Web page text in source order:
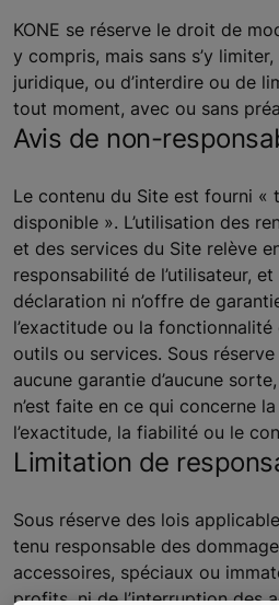
KONE se réserve le droit de
y compris, mais sans s’y
juridique, ou d’interdire ou de
tout moment, avec ou sans
Avis de non-
Le contenu du Site est fourni «
disponible ». L’utilisation des
et des services du Site relève
responsabilité de l’utilisateur,
déclaration ni n’offre de
l’exactitude ou la
outils ou services. Sous
aucune garantie d’aucune
n’est faite en ce qui concerne
l’exactitude, la fiabilité ou le
Limitation de
Sous réserve des lois
tenu responsable des
accessoires, spéciaux ou
profits, ni de l’interruption des